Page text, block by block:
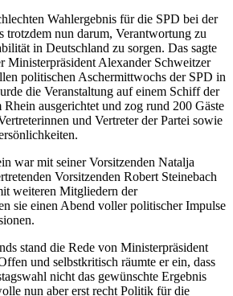
Wahlergebnis für die SPD bei der
trotzdem nun darum, Verantwortung zu
in Deutschland zu sorgen. Das sagte
Ministerpräsident Alexander Schweitzer
politischen Aschermittwochs der SPD in
die Veranstaltung auf einem Schiff der
ausgerichtet und zog rund 200 Gäste
und Vertreter der Partei sowie
war mit seiner Vorsitzenden Natalja
Vorsitzenden Robert Steinebach
weiteren Mitgliedern der
sie einen Abend voller politischer Impulse
stand die Rede von Ministerpräsident
und selbstkritisch räumte er ein, dass
nicht das gewünschte Ergebnis
nun aber erst recht Politik für die